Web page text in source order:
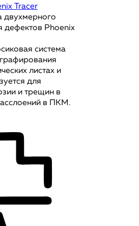
Tracer
двухмерного
дефектов Phoenix
система
листах и
для
и трещин в
в ПКМ.